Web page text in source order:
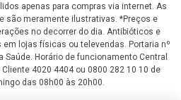
apenas para compras via internet. As
são meramente ilustrativas. *Preços e
no decorrer do dia. Antibióticos e
lojas físicas ou televendas. Portaria nº
Horário de funcionamento Central
4020 4404 ou 0800 282 10 10 de
das 08h00 às 20h00.